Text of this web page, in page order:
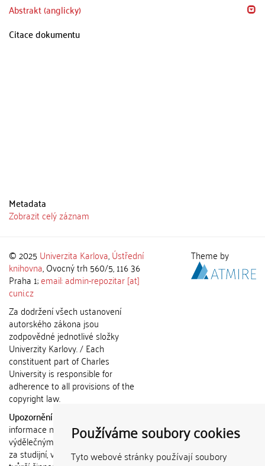
Používáme soubory cookies
Tyto webové stránky používají soubory
Abstrakt (anglicky)
Citace dokumentu
Metadata
Zobrazit celý záznam
© 2025 Univerzita Karlova,Ústřední
knihovna, Ovocný trh 560/5, 116 36
Praha 1;email: admin-repozitar [at]
cuni.cz
Za dodržení všech ustanovení
autorského zákona jsou
zodpovědné jednotlivé složky
Univerzity Karlovy. / Each
constituent part of Charles
University is responsible for
adherence to all provisions of the
copyright law.
Upozornění / Notice:
informace nemohou být použity k
výdělečným účelům nebo vydávány
za studijní, vědeckou nebo jinou
Theme by